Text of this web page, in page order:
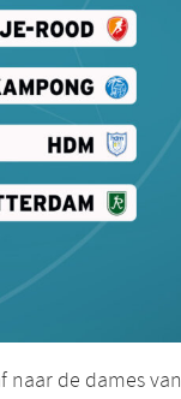
naar de dames van